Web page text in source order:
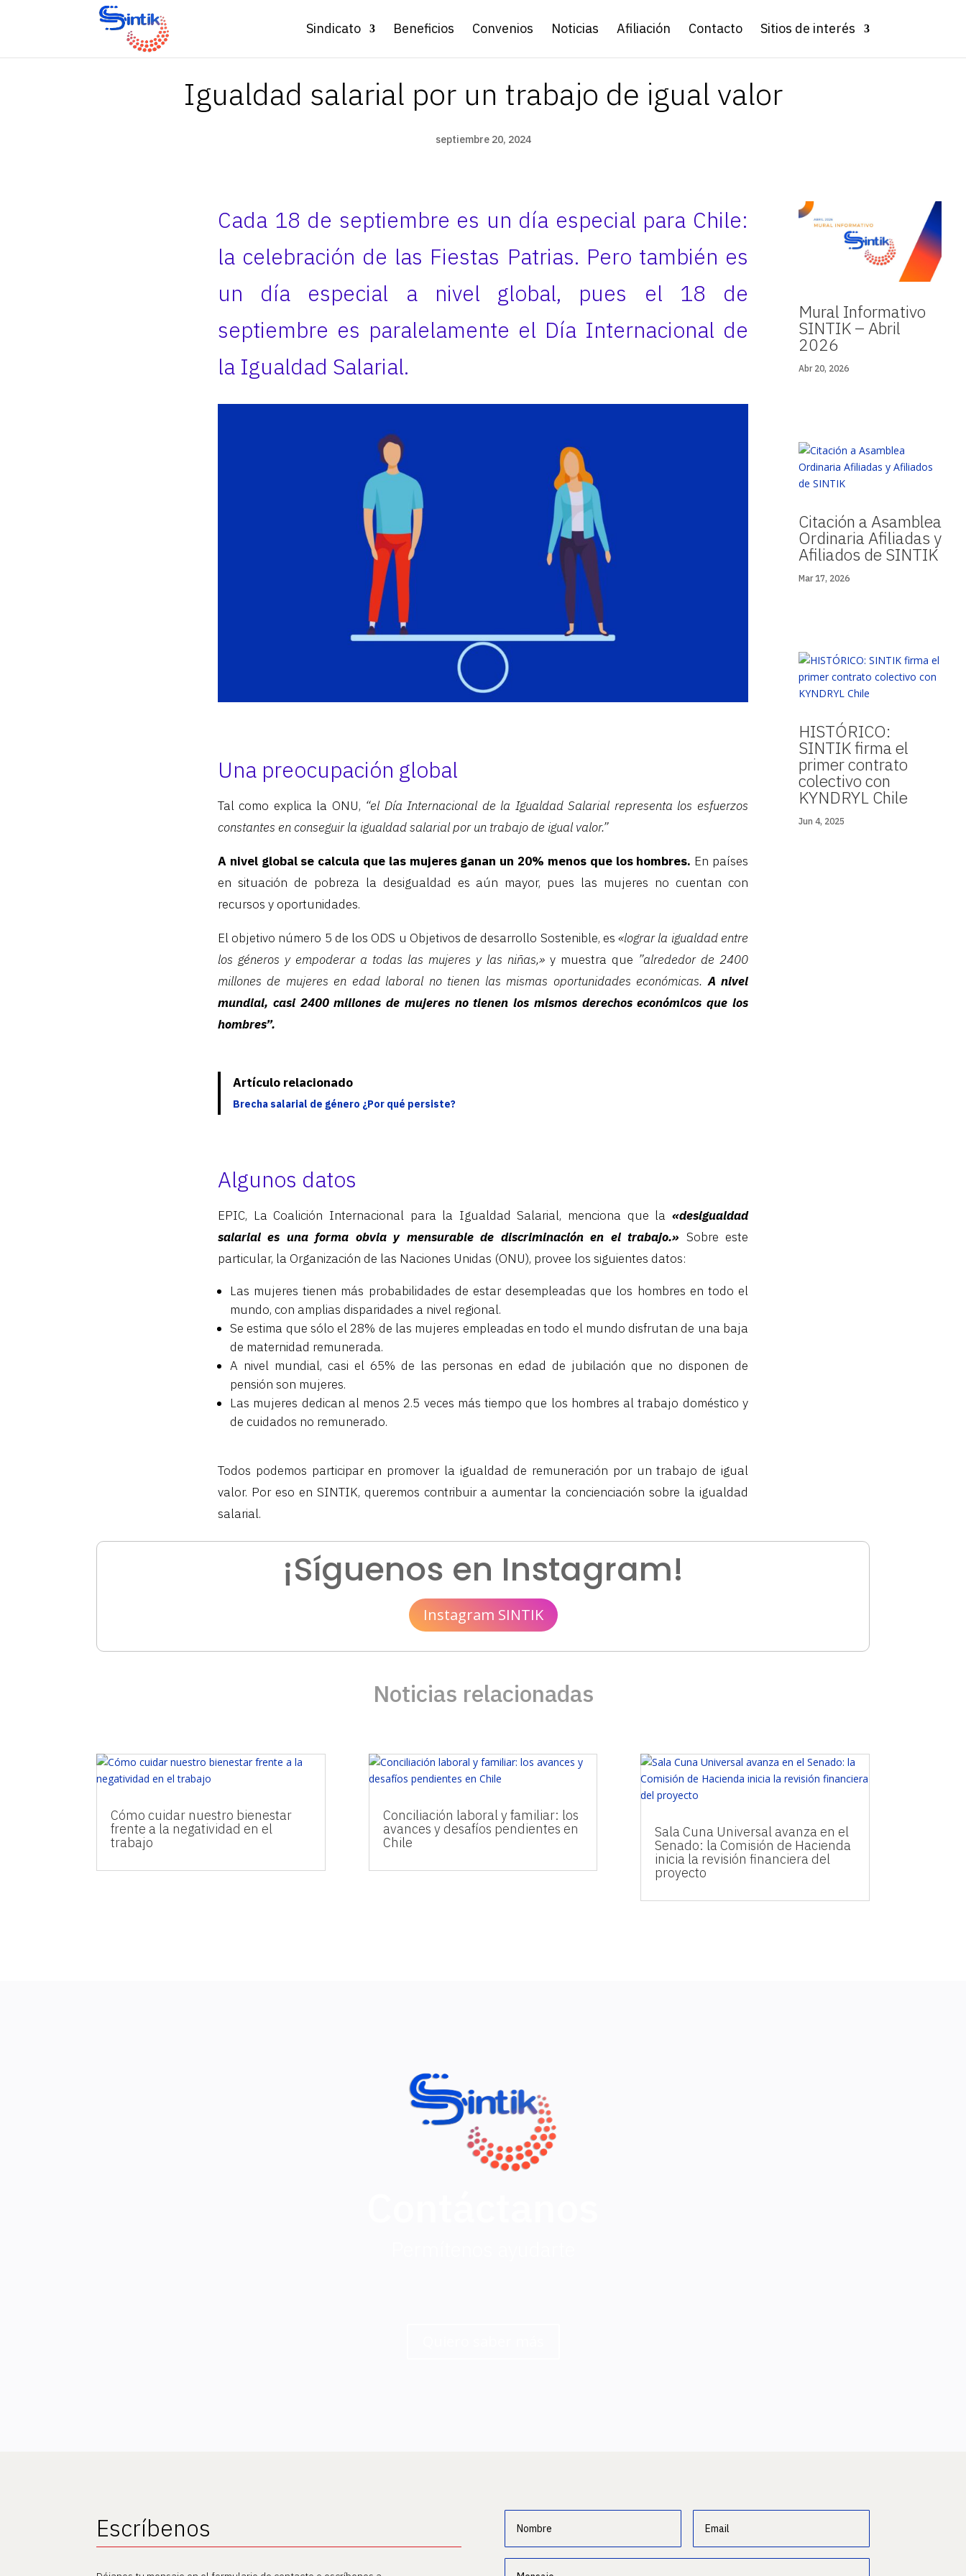
Sindicato Beneficios Convenios Noticias Afiliación Contacto Sitios de interés
Igualdad salarial por un trabajo de igual valor
septiembre 20, 2024
Cada 18 de septiembre es un día especial para Chile:
la celebración de las Fiestas Patrias. Pero también es
un día especial a nivel global, pues el 18 de
septiembre es paralelamente el Día Internacional de
la Igualdad Salarial.
Una preocupación global
Tal como explica la ONU, “el Día Internacional de la Igualdad Salarial representa los esfuerzos
constantes en conseguir la igualdad salarial por un trabajo de igual valor.”
A nivel global se calcula que las mujeres ganan un 20% menos que los hombres. En países
en situación de pobreza la desigualdad es aún mayor, pues las mujeres no cuentan con
recursos y oportunidades.
El objetivo número 5 de los ODS u Objetivos de desarrollo Sostenible, es«lograr la igualdad entre
los géneros y empoderar a todas las mujeres y las niñas,»y muestra que ”alrededor de 2400
millones de mujeres en edad laboral no tienen las mismas oportunidades económicas.A nivel
mundial, casi 2400 millones de mujeres no tienen los mismos derechos económicos que los
hombres”.
Artículo relacionado
Brecha salarial de género ¿Por qué persiste?
Algunos datos
EPIC, La Coalición Internacional para la Igualdad Salarial, menciona que la «desigualdad
salarial es una forma obvia y mensurable de discriminación en el trabajo.» Sobre este
particular, la Organización de las Naciones Unidas (ONU), provee los siguientes datos:
Las mujeres tienen más probabilidades de estar desempleadas que los hombres en todo el
mundo, con amplias disparidades a nivel regional.
Se estima que sólo el 28% de las mujeres empleadas en todo el mundo disfrutan de una baja
de maternidad remunerada.
A nivel mundial, casi el 65% de las personas en edad de jubilación que no disponen de
pensión son mujeres.
Las mujeres dedican al menos 2.5 veces más tiempo que los hombres al trabajo doméstico y
de cuidados no remunerado.
Todos podemos participar en promover la igualdad de remuneración por un trabajo de igual
valor. Por eso en SINTIK, queremos contribuir a aumentar la concienciación sobre la igualdad
salarial.
Mural Informativo
SINTIK – Abril
2026
Abr 20, 2026
Citación a Asamblea
Ordinaria Afiliadas y
Afiliados de SINTIK
Mar 17, 2026
HISTÓRICO:
SINTIK firma el
primer contrato
colectivo con
KYNDRYL Chile
Jun 4, 2025
¡Síguenos en Instagram!
Instagram SINTIK
Noticias relacionadas
Cómo cuidar nuestro bienestar
frente a la negatividad en el
trabajo
Conciliación laboral y familiar: los
avances y desafíos pendientes en
Chile
Sala Cuna Universal avanza en el
Senado: la Comisión de Hacienda
inicia la revisión financiera del
proyecto
Escríbenos